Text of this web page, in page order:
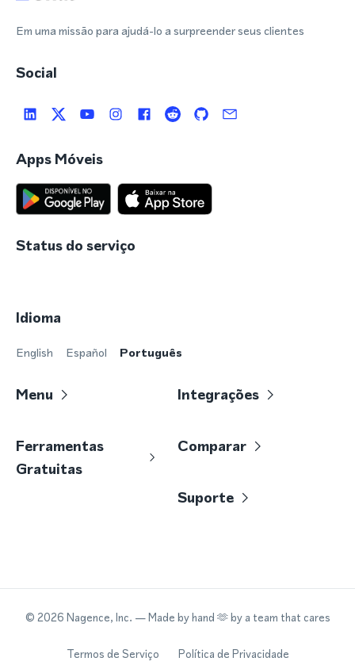
Em uma missão para ajudá-lo a surpreender seus clientes
Social
Apps Móveis
Status do serviço
Idioma
English Español Português
Menu Integrações
Ferramentas
Gratuitas
Comparar
Suporte
© 2026 Nagence, Inc. — Made by hand 🫶 by a team that cares
Termos de Serviço Política de Privacidade